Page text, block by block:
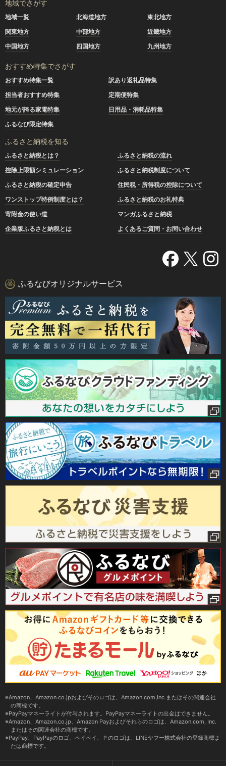
地域でさがす
地域一覧 北海道地方
東北地方
関東地方
中部地方
近畿地方
中国地方
四国地方 九州地方
おすすめ特集でさがす
おすすめ特集一覧
訳あり返礼品特集
担当者おすすめ特集
定期便特集
地元が誇る家電特集
日用品・消耗品特集
ふるなび限定特集
ふるさと納税を知る
ふるさと納税とは？
ふるさと納税の流れ
控除上限額シミュレーション
ふるさと納税制度について
ふるさと納税の確定申告
住民税・所得税の控除について
ワンストップ特例制度とは？
ふるさと納税のお礼特典
寄附金の使い道
マンガふるさと納税
企業版ふるさと納税とは
よくあるご質問・お問い合わせ
ふるなびオリジナルサービス
Amazon、Amazon.co.jpおよびそのロゴは、Amazon.com,Inc.またはその関連会社
の商標です。
PayPayマネーライトが付与されます。PayPayマネーライトの出金はできません。
Amazon、Amazon.co.jp、Amazon Payおよびそれらのロゴは、Amazon.com, Inc.
またはその関連会社の商標です。
PayPay、PayPayのロゴ、ペイペイ、Ｐのロゴは、LINEヤフー株式会社の登録商標ま
たは商標です。